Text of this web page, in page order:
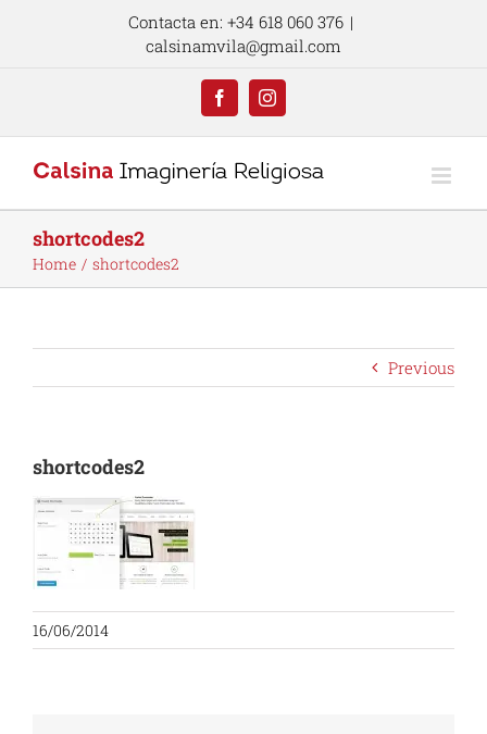
Contacta en: +34 618 060 376 |
calsinamvila@gmail.com
FacebookInstagram
shortcodes2
Home shortcodes2
Previous
shortcodes2
16/06/2014